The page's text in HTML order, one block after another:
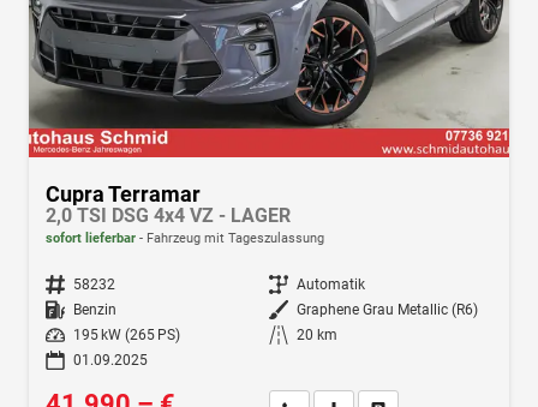
Cupra Terramar
2,0 TSI DSG 4x4 VZ - LAGER
sofort lieferbar Fahrzeug mit Tageszulassung
Fahrzeugnr. 58232 Getriebe Automatik
Kraftstoff Benzin Außenfarbe Graphene Grau Metallic (R6)
Leistung
195 kW (265 PS) Kilometerstand 20 km
01.09.2025